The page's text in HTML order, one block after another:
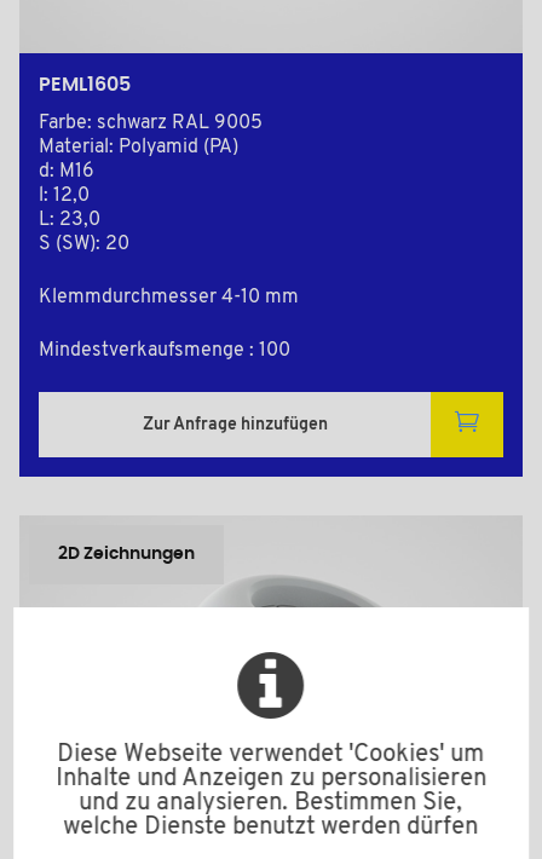
PEML1605
Farbe: schwarz RAL 9005
Material: Polyamid (PA)
d: M16
l: 12,0
L: 23,0
S (SW): 20
Klemmdurchmesser 4-10 mm
Mindestverkaufsmenge : 100
Zur Anfrage hinzufügen
2D Zeichnungen
Diese Webseite verwendet 'Cookies' um
Inhalte und Anzeigen zu personalisieren
und zu analysieren. Bestimmen Sie,
welche Dienste benutzt werden dürfen